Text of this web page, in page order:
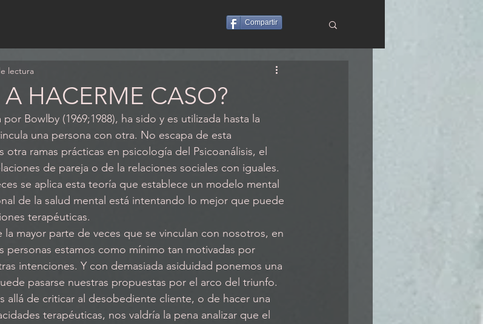
HACERME CASO?
lectura
Bowlby (1969;1988), ha sido y es utilizada hasta la
una persona con otra. No escapa de esta
ramas prácticas en psicología del Psicoanálisis, el
de pareja o de la relaciones sociales con iguales.
de la salud mental está intentando lo mejor que puede
terapéuticas.
personas estamos como mínimo tan motivadas por
intenciones. Y con demasiada asiduidad ponemos una
pasarse nuestras propuestas por el arco del triunfo.
terapéuticas, nos valdría la pena analizar que el
Compartir